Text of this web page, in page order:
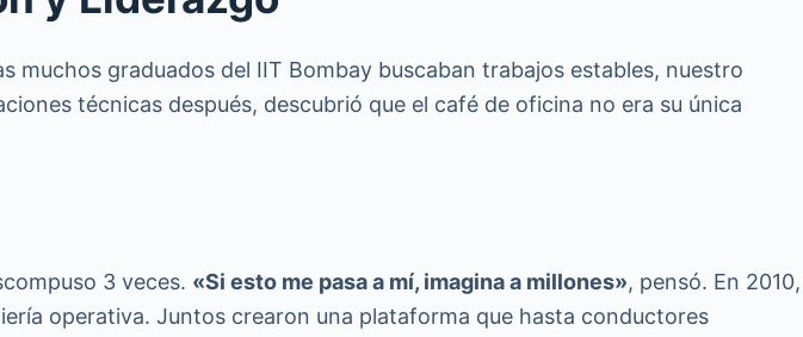
muchos graduados del IIT Bombay buscaban trabajos estables, nuestro
técnicas después, descubrió que el café de oficina no era su única
3 veces. «Si esto me pasa a mí, imagina a millones», pensó. En 2010,
operativa. Juntos crearon una plataforma que hasta conductores